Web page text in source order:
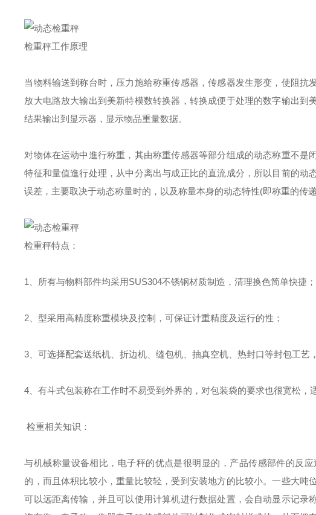
检重秤工作原理
当物料输送到称台时，压力施给称重传感器，传感器发生形变，使阻
放大电路放大输出到美新特模数转换器，转换成便于处理的数字输出
结果输出到显示器，显示物品重量数据。
对物体在运动中進行称重，其由称重传感器等部分组成的动态称重不
特征和量值進行处理，从中分离出与成正比的直流成分，所以目前的
误差，主要取决于动态称量时的，以及称量本身的动态特性(即称重的传递
检重秤特点：
1、所有与物料部件均采用SUS304不锈钢材质制造，清理换色简单快捷；
2、型采用高精度称重模块及控制，可保证计重精度及运行的性；
3、可选择配套送纸机、折边机、缝包机、抽真空机、热封口等封包工艺
4、有斗式包装称在工作时不易受到外界的，对包装袋的要求也很宽松，
检重相关知识：
与机械称量设备相比，电子秤的优点是很明显的，产品传感部件的反
的，而且体积比较小，重量比较轻，受到安装地方的比较小。一些大
可以远距离传输，并且可以使用计算机进行数据处置，会自动显示记录